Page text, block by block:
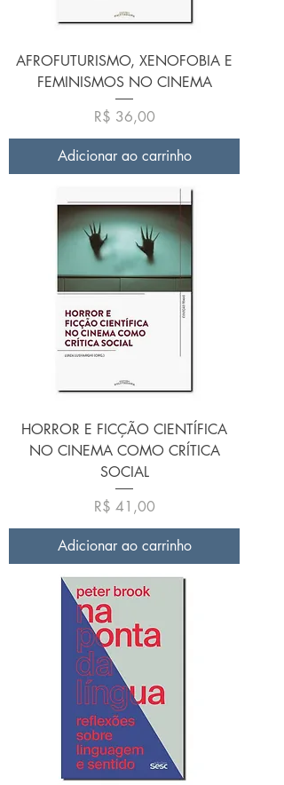
AFROFUTURISMO, XENOFOBIA E
FEMINISMOS NO CINEMA
Preço
R$ 36,00
Adicionar ao carrinho
HORROR E FICÇÃO CIENTÍFICA
NO CINEMA COMO CRÍTICA
SOCIAL
Preço
R$ 41,00
Adicionar ao carrinho